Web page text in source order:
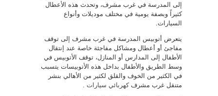
إلى المدرسة في غرب مشرف، وتحدث هذه الأعطال
كثيراً وبصفة يومية في مختلف موديلات وأنواع
السيارات.
يتعرض أتوبيس المدرسة في غرب مشرف إلى توقف
مفاجئ أو أعطال ومشاكل مفاجئة خاصة عند إنتقال
الأطفال إلى المدارس أو المنازل، توقف الأتوبيس في
وسط الطريق والأطفال بداخل هذه الأتوبيسات يتسبب
في الكثير من الخوف والقلق لكثير من الأهالي بنشر
متنقل غرب مشرفكهربائي سيارات